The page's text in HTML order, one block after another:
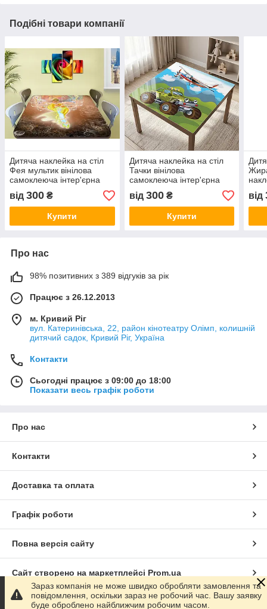
Подібні товари компанії
Дитяча наклейка на стіл
Фея мультик вінілова
самоклеюча інтер'єрна
наклейка на стіл бежевий
60 х 100 см
від 300 ₴
Купити
Дитяча наклейка на стіл
Тачки вінілова
самоклеюча інтер'єрна
зелений 60 х 100 см
від 300₴
Купити
від
Про нас
98% позитивних з 389 відгуків за рік
Працює з 26.12.2013
м. Кривий Ріг
вул. Катеринівська, 22, район кінотеатру Олімп, колишній
дитячий садок, Кривий Ріг, Україна
Контакти
Сьогодні працює з 09:00 до 18:00
Показати весь графік роботи
Про нас
Контакти
Доставка та оплата
Графік роботи
Повна версія сайту
Сайт створено на маркетплейсі Prom.ua
Політика конфіденційності
Зараз компанія не може швидко обробляти замовлення та
повідомлення, оскільки зараз не робочий час. Вашу заявку
буде оброблено найближчим робочим часом.